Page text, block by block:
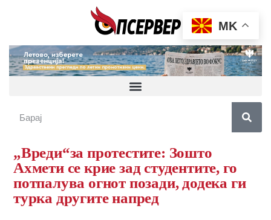
„Вреди“за протестите: Зошто
Ахмети се крие зад студентите, го
потпалува огнот позади, додека ги
турка другите напред
MK